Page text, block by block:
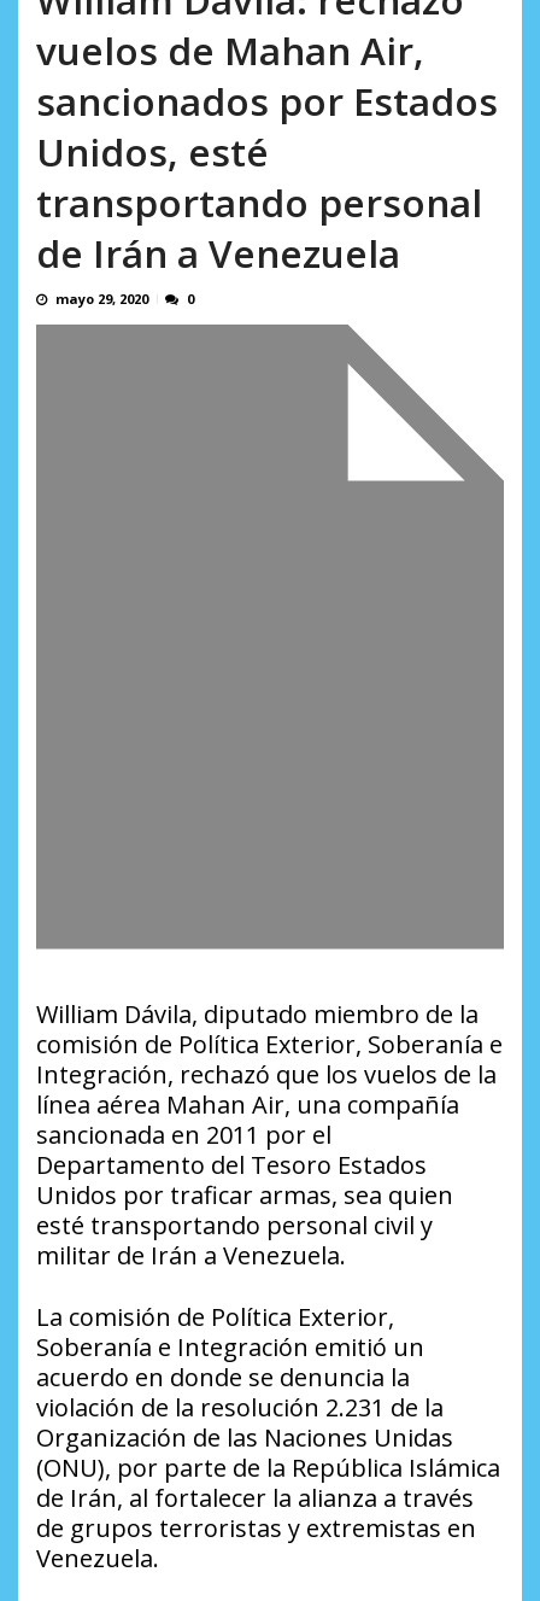
vuelos de Mahan Air,
sancionados por Estados
Unidos, esté
transportando personal
de Irán a Venezuela
mayo 29, 2020 0
William Dávila, diputado miembro de la
comisión de Política Exterior, Soberanía e
Integración, rechazó que los vuelos de la
línea aérea Mahan Air, una compañía
sancionada en 2011 por el
Departamento del Tesoro Estados
Unidos por traficar armas, sea quien
esté transportando personal civil y
militar de Irán a Venezuela.
La comisión de Política Exterior,
Soberanía e Integración emitió un
acuerdo en donde se denuncia la
violación de la resolución 2.231 de la
Organización de las Naciones Unidas
(ONU), por parte de la República Islámica
de Irán, al fortalecer la alianza a través
de grupos terroristas y extremistas en
Venezuela.